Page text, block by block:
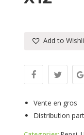
Add to
Vente en gros
Distribution